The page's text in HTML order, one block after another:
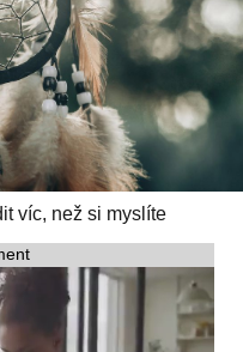
víc, než si myslíte